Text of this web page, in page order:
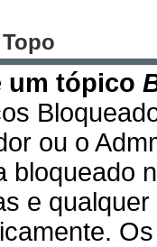
um tópico
ou o
bloqueado
e